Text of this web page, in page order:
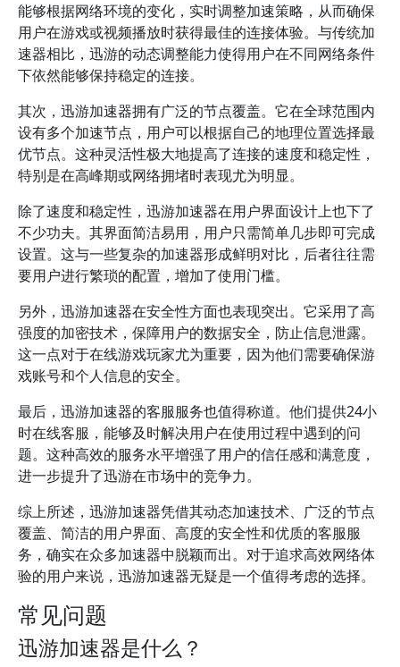
能够根据网络环境的变化，实时调整加速策略，从而确保
用户在游戏或视频播放时获得最佳的连接体验。与传统加
速器相比，迅游的动态调整能力使得用户在不同网络条件
下依然能够保持稳定的连接。
其次，迅游加速器拥有广泛的节点覆盖。它在全球范围内
设有多个加速节点，用户可以根据自己的地理位置选择最
优节点。这种灵活性极大地提高了连接的速度和稳定性，
特别是在高峰期或网络拥堵时表现尤为明显。
除了速度和稳定性，迅游加速器在用户界面设计上也下了
不少功夫。其界面简洁易用，用户只需简单几步即可完成
设置。这与一些复杂的加速器形成鲜明对比，后者往往需
要用户进行繁琐的配置，增加了使用门槛。
另外，迅游加速器在安全性方面也表现突出。它采用了高
强度的加密技术，保障用户的数据安全，防止信息泄露。
这一点对于在线游戏玩家尤为重要，因为他们需要确保游
戏账号和个人信息的安全。
最后，迅游加速器的客服服务也值得称道。他们提供24小
时在线客服，能够及时解决用户在使用过程中遇到的问
题。这种高效的服务水平增强了用户的信任感和满意度，
进一步提升了迅游在市场中的竞争力。
综上所述，迅游加速器凭借其动态加速技术、广泛的节点
覆盖、简洁的用户界面、高度的安全性和优质的客服服
务，确实在众多加速器中脱颖而出。对于追求高效网络体
验的用户来说，迅游加速器无疑是一个值得考虑的选择。
常见问题
迅游加速器是什么？